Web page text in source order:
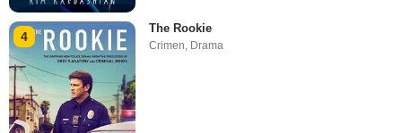
4
The Rookie
Crimen, Drama